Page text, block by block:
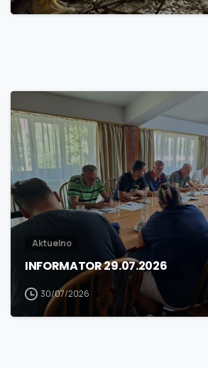
Aktuelno
INFORMATOR 29.07.2026
30/07/2026